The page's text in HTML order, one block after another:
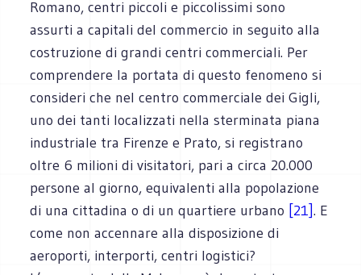
Romano, centri piccoli e piccolissimi sono
assurti a capitali del commercio in seguito alla
costruzione di grandi centri commerciali. Per
comprendere la portata di questo fenomeno si
consideri che nel centro commerciale dei Gigli,
uno dei tanti localizzati nella sterminata piana
industriale tra Firenze e Prato, si registrano
oltre 6 milioni di visitatori, pari a circa 20.000
persone al giorno, equivalenti alla popolazione
di una cittadina o di un quartiere urbano [21]. E
come non accennare alla disposizione di
aeroporti, interporti, centri logistici?